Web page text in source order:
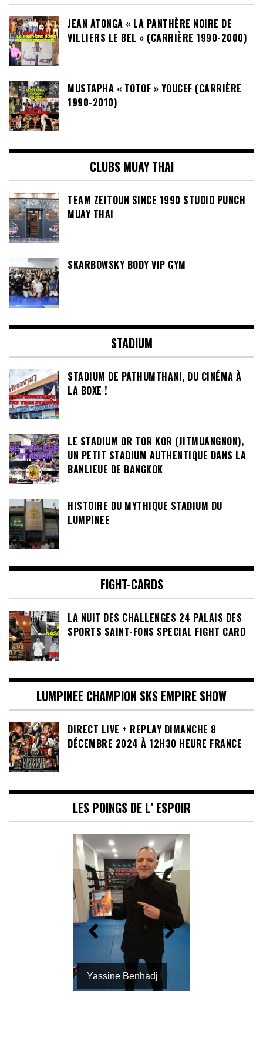
JEAN ATONGA « LA PANTHÈRE NOIRE DE
VILLIERS LE BEL » (CARRIÈRE 1990-2000)
MUSTAPHA « TOTOF » YOUCEF (CARRIÈRE
1990-2010)
CLUBS MUAY THAI
TEAM ZEITOUN SINCE 1990 STUDIO PUNCH
MUAY THAI
SKARBOWSKY BODY VIP GYM
STADIUM
STADIUM DE PATHUMTHANI, DU CINÉMA À
LA BOXE !
LE STADIUM OR TOR KOR (JITMUANGNON),
UN PETIT STADIUM AUTHENTIQUE DANS LA
BANLIEUE DE BANGKOK
HISTOIRE DU MYTHIQUE STADIUM DU
LUMPINEE
FIGHT-CARDS
LA NUIT DES CHALLENGES 24 PALAIS DES
SPORTS SAINT-FONS SPECIAL FIGHT CARD
LUMPINEE CHAMPION SKS EMPIRE SHOW
DIRECT LIVE + REPLAY DIMANCHE 8
DÉCEMBRE 2024 À 12H30 HEURE FRANCE
LES POINGS DE L’ ESPOIR
Yassine Benhadj